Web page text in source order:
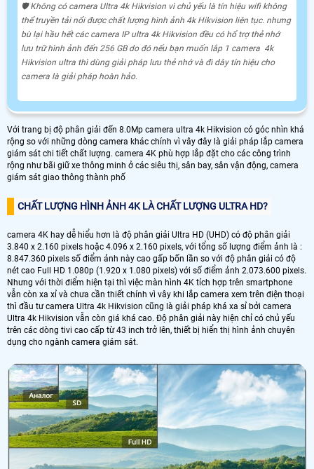
🛡 Không có camera Ultra 4k Hikvision vì chủ yếu là tín hiệu wifi không
thể truyền tải nổi được chất lượng hình ảnh 4k Hikvision liên tục. nhưng
bù lại hầu hết các camera IP ultra 4k Hikvision đều có hổ trợ thẻ nhớ
lưu trữ hình ảnh đến 256 GB do đó nếu bạn muốn lắp 1 camera 4k
Hikvision ultra thì dùng giải pháp lưu thẻ nhớ và đi dây tín hiệu cho
camera là giải pháp hoàn hảo.
Với trang bị độ phân giải đến 8.0Mp camera ultra 4k Hikvision có góc nhìn khá
rộng so với những dòng camera khác chính vì vây đây là giải pháp lắp camera
giám sát chi tiết chất lượng. camera 4K phù hợp lắp đặt cho các công trình
rộng như bãi giữ xe thông minh ở các siêu thị, sân bay, sân vận động, camera
giám sát giao thông thành phố
CHẤT LƯỢNG HÌNH ẢNH 4K LÀ CHẤT LƯỢNG ULTRA HD?
camera 4K hay dễ hiểu hơn là độ phân giải Ultra HD (UHD) có độ phân giải
3.840 x 2.160 pixels hoặc 4.096 x 2.160 pixels, với tổng số lượng điểm ảnh là :
8.847.360 pixels số điểm ảnh này cao gấp bốn lần so với độ phân giải có độ
nét cao Full HD 1.080p (1.920 x 1.080 pixels) với số điểm ảnh 2.073.600 pixels.
Nhưng với thời điểm hiện tại thì việc màn hình 4K tích hợp trên smartphone
vẫn còn xa xỉ và chưa cần thiết chính vì vây khi lắp camera xem trên điện thoại
thì đầu tư camera Ultra 4k Hikvision cũng là giải pháp khá xa sỉ bởi camera
Ultra 4k Hikvision vẫn còn giá khá cao. Độ phân giải này hiện chỉ có chủ yếu
trên các dòng tivi cao cấp từ 43 inch trở lên, thiết bị hiển thị hình ảnh chuyên
dụng cho ngành camera giám sát.